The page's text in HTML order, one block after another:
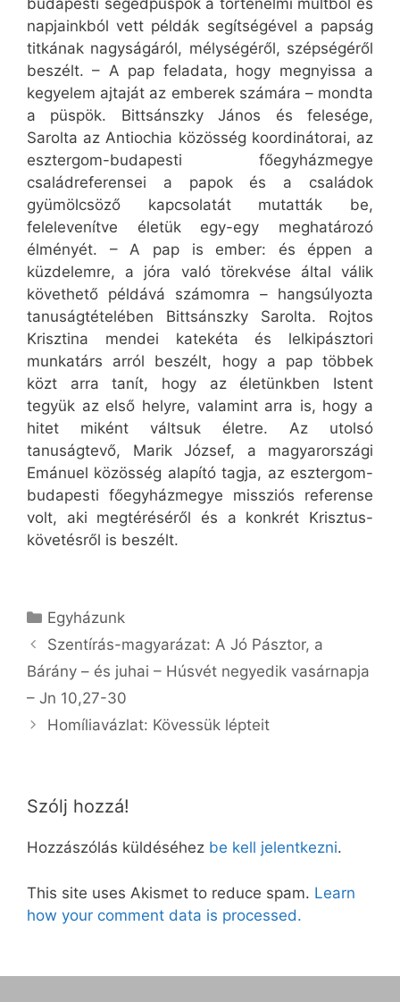
napjainkból vett példák segítségével a papság
titkának nagyságáról, mélységéről, szépségéről
beszélt. – A pap feladata, hogy megnyissa a
kegyelem ajtaját az emberek számára – mondta
a püspök. Bittsánszky János és felesége,
Sarolta az Antiochia közösség koordinátorai, az
esztergom-budapesti főegyházmegye
családreferensei a papok és a családok
gyümölcsöző kapcsolatát mutatták be,
felelevenítve életük egy-egy meghatározó
élményét. – A pap is ember: és éppen a
küzdelemre, a jóra való törekvése által válik
követhető példává számomra – hangsúlyozta
tanuságtételében Bittsánszky Sarolta. Rojtos
Krisztina mendei katekéta és lelkipásztori
munkatárs arról beszélt, hogy a pap többek
közt arra tanít, hogy az életünkben Istent
tegyük az első helyre, valamint arra is, hogy a
hitet miként váltsuk életre. Az utolsó
tanuságtevő, Marik József, a magyarországi
Emánuel közösség alapító tagja, az esztergom-
budapesti főegyházmegye missziós referense
volt, aki megtéréséről és a konkrét Krisztus-
követésről is beszélt.
Kategória
Egyházunk
Szentírás-magyarázat: A Jó Pásztor, a
Bárány – és juhai – Húsvét negyedik vasárnapja
– Jn 10,27-30
Homíliavázlat: Kövessük lépteit
Szólj hozzá!
Hozzászólás küldéséhez be kell jelentkezni.
This site uses Akismet to reduce spam. Learn
how your comment data is processed.